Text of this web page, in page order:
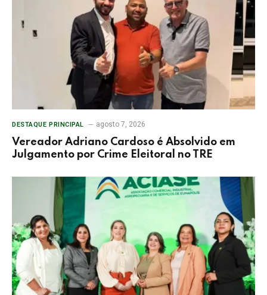
DESTAQUE PRINCIPAL agosto 7, 2026
Vereador Adriano Cardoso é Absolvido em
Julgamento por Crime Eleitoral no TRE